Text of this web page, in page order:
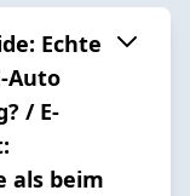
Echte
Auto
/ E-
als beim